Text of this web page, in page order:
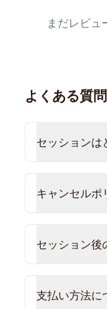
まだレビ
よくある質問
セッションは
キャンセルポ
セッション後
支払い方法に